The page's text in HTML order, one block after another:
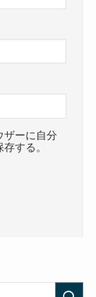
ザーに自分
する。